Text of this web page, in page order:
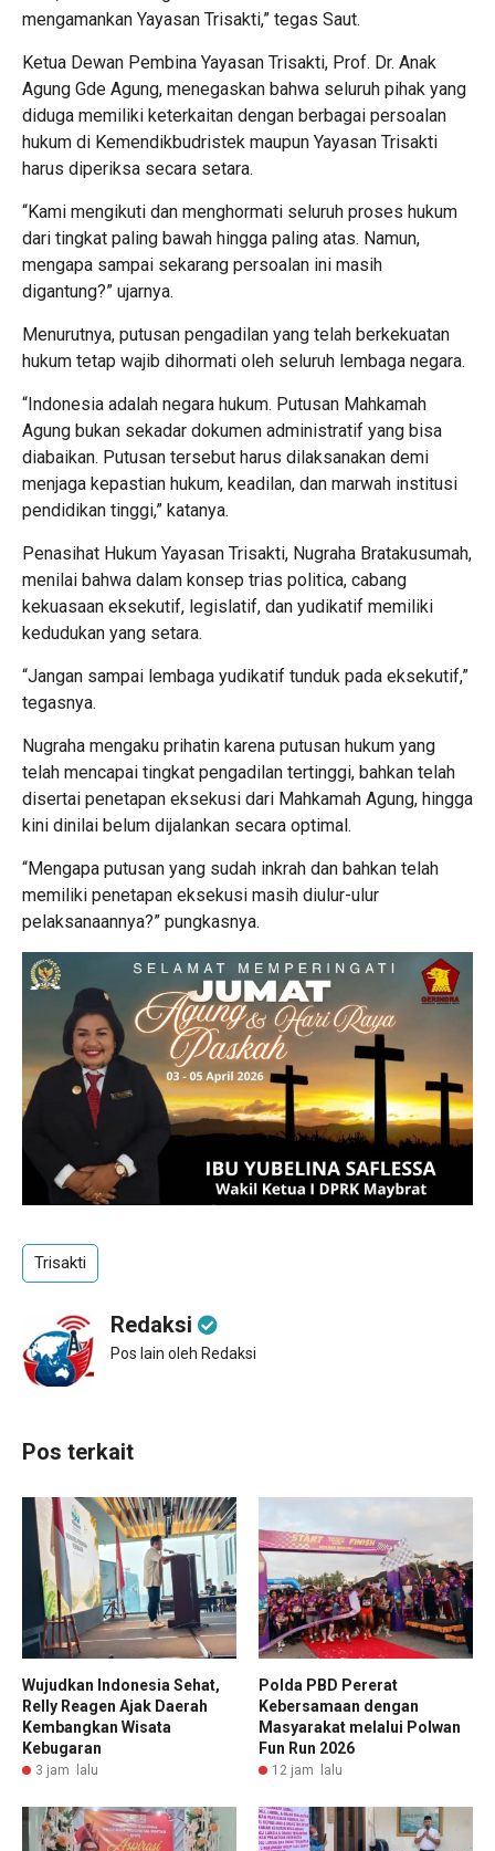
mengamankan Yayasan Trisakti,” tegas Saut.
Ketua Dewan Pembina Yayasan Trisakti, Prof. Dr. Anak
Agung Gde Agung, menegaskan bahwa seluruh pihak yang
diduga memiliki keterkaitan dengan berbagai persoalan
hukum di Kemendikbudristek maupun Yayasan Trisakti
harus diperiksa secara setara.
“Kami mengikuti dan menghormati seluruh proses hukum
dari tingkat paling bawah hingga paling atas. Namun,
mengapa sampai sekarang persoalan ini masih
digantung?” ujarnya.
Menurutnya, putusan pengadilan yang telah berkekuatan
hukum tetap wajib dihormati oleh seluruh lembaga negara.
“Indonesia adalah negara hukum. Putusan Mahkamah
Agung bukan sekadar dokumen administratif yang bisa
diabaikan. Putusan tersebut harus dilaksanakan demi
menjaga kepastian hukum, keadilan, dan marwah institusi
pendidikan tinggi,” katanya.
Penasihat Hukum Yayasan Trisakti, Nugraha Bratakusumah,
menilai bahwa dalam konsep trias politica, cabang
kekuasaan eksekutif, legislatif, dan yudikatif memiliki
kedudukan yang setara.
“Jangan sampai lembaga yudikatif tunduk pada eksekutif,”
tegasnya.
Nugraha mengaku prihatin karena putusan hukum yang
telah mencapai tingkat pengadilan tertinggi, bahkan telah
disertai penetapan eksekusi dari Mahkamah Agung, hingga
kini dinilai belum dijalankan secara optimal.
“Mengapa putusan yang sudah inkrah dan bahkan telah
memiliki penetapan eksekusi masih diulur-ulur
pelaksanaannya?” pungkasnya.
Trisakti
Redaksi
Pos lain oleh Redaksi
Pos terkait
Wujudkan Indonesia Sehat,
Relly Reagen Ajak Daerah
Kembangkan Wisata
Kebugaran
3 jam lalu
Polda PBD Pererat
Kebersamaan dengan
Masyarakat melalui Polwan
Fun Run 2026
12 jam lalu